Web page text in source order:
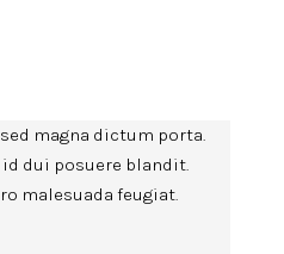
magna dictum porta.
dui posuere blandit.
malesuada feugiat.